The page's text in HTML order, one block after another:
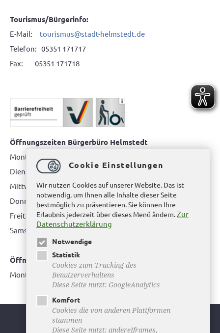
Tourismus/Bürgerinfo:
E-Mail: tourismus@stadt-helmstedt.de
Telefon: 05351 171717
Fax: 05351 171718
Öffnungszeiten Bürgerbüro Helmstedt
Montag: 08.00 bis 12.00 Uhr
Dienstag: 08.00 bis 12.00 Uhr & 15.00 Uhr bis 17.00 Uhr
Mittwoch: nur nach Terminvereinbarung
Donnerstag: 08.00 bis 12.00 Uhr & 14.00 Uhr bis 16.00 Uhr
Freitag: nur nach Terminvereinbarung
Samstag:bitte hier klicken
Öffnungszeiten Bürgerbüro Büddenstedt
Montag: 14:00 bis 16:00 Uhr
Youtube
Cookie Einstellungen
Wir nutzen Cookies auf unserer Website. Das ist
notwendig, um Ihnen alle Inhalte dieser Seite
bestmöglich zu präsentieren. Sie können Ihre
Erlaubnis jederzeit über dieses Menü ändern.Zur
Datenschutzerklärung
Notwendige
Statistik
Cookies zum Tracking des
Benutzerverhaltens
Diese Seite nutzt: GoogleAnalytics
Komfort
Cookies die von anderen Plattformen
stammen
Diese Seite nutzt: andereIframes,